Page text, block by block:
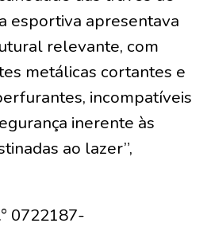
esportiva apresentava
relevante, com
metálicas cortantes e
incompatíveis
inerente às
ao lazer”,
0722187-